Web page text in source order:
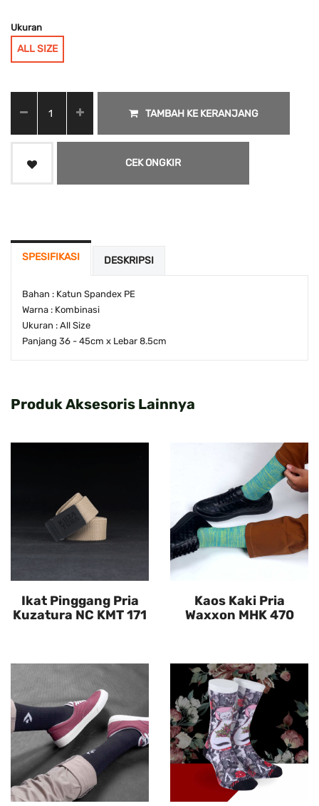
Ukuran
ALL SIZE
TAMBAH KE KERANJANG
CEK ONGKIR
SPESIFIKASI DESKRIPSI
Bahan : Katun Spandex PE
Warna : Kombinasi
Ukuran : All Size
Panjang 36 - 45cm x Lebar 8.5cm
Produk Aksesoris Lainnya
Ikat Pinggang Pria
Kuzatura NC KMT 171
Kaos Kaki Pria
Waxxon MHK 470